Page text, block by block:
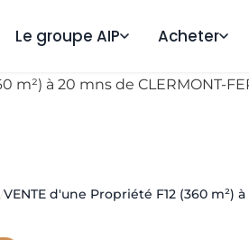
Le groupe AIP Acheter
/VENTE d'une Propriété F12 (360 m²)